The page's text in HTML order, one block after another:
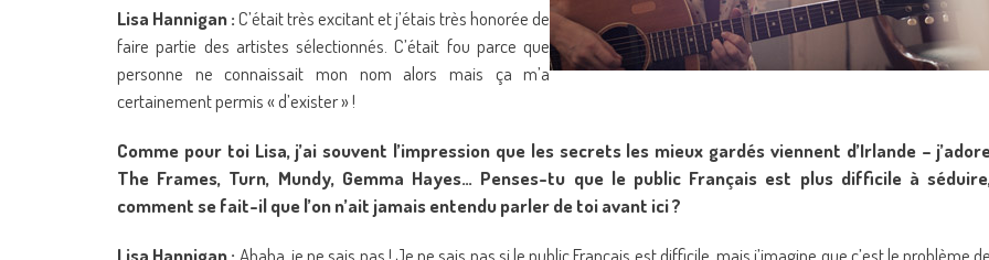
Lisa Hannigan :C’était très excitant et j’étais très honorée de
faire partie des artistes sélectionnés. C’était fou parce que
personne ne connaissait mon nom alors mais ça m’a
certainement permis « d’exister » !
Comme pour toi Lisa, j’ai souvent l’impression que les secrets les mieux gardés viennent d’Irlande –
The Frames, Turn, Mundy, Gemma Hayes… Penses-tu que le public Français est plus difficile à séduire,
comment se fait-il que l’on n’ait jamais entendu parler de toi avant ici ?
Lisa Hannigan : Ahaha, je ne sais pas ! Je ne sais pas si le public Français est difficile, mais j’imagine que c’est le problème de